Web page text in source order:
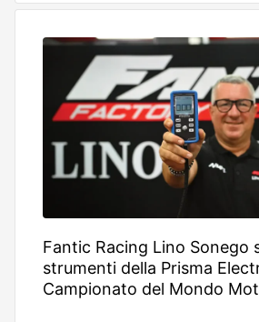
Fantic Racing Lino Sonego
strumenti della Prisma
Campionato del Mondo